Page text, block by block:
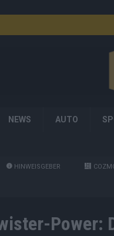
NEWS AUTO
HINWEISGEBER
Power: